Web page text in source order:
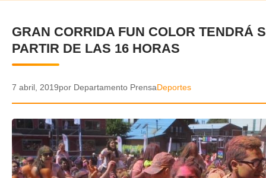
CRÓNICA
DEPORTES
POLICIAL
AUDIOS
VIDEOS
✕
GRAN CORRIDA FUN COLOR TENDRÁ
PARTIR DE LAS 16 HORAS
7 abril, 2019por Departamento PrensaDeportes